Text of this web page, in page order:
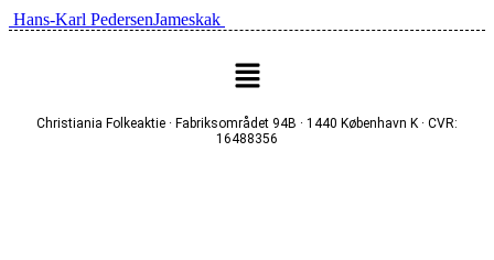
Indlæg
Hans-Karl PedersenJameskak
Menu
Christiania Folkeaktie · Fabriksområdet 94B · 1440 København K · CVR:
16488356